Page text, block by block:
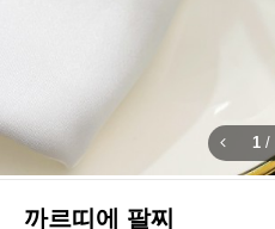
1 /
까르띠에 팔찌